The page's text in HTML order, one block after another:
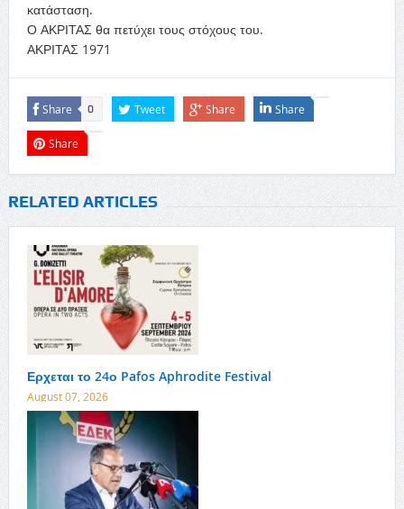
κατάσταση.
Ο ΑΚΡΙΤΑΣ θα πετύχει τους στόχους του.
ΑΚΡΙΤΑΣ 1971
Share 0 Tweet Share Share
Share
RELATED ARTICLES
Ερχεται το 24ο Pafos Aphrodite Festival
August 07, 2026